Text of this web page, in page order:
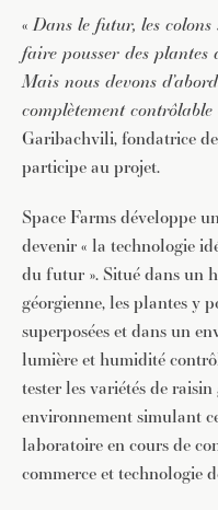
«Dans le futur, les
faire pousser des
Mais nous devons
complètement
Garibachvili, fondatrice
participe au projet.
Space Farms développe
devenir « la technologie
du futur ». Situé dans un
géorgienne, les plantes y
superposées et dans un
lumière et humidité
tester les variétés de
environnement simulant
laboratoire en cours de
commerce et technologie
JE M'INSCRIS À LA
Pour recevoir toutes
d’info avec une